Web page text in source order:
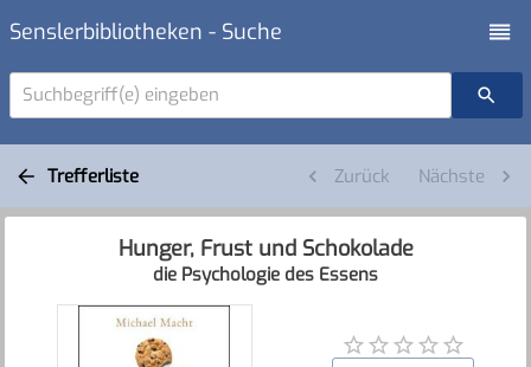
Senslerbibliotheken - Suche
Suchbegriff(e) eingeben
Trefferliste Zurück Nächste
Hunger, Frust und Schokolade
die Psychologie des Essens